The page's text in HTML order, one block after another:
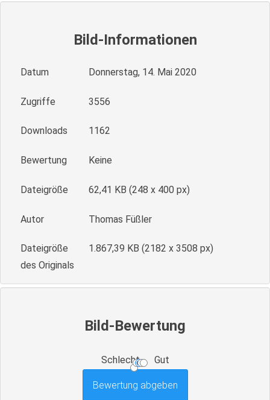
Bild-Informationen
Datum Donnerstag, 14. Mai 2020
Zugriffe 3556
Downloads 1162
Bewertung Keine
Dateigröße 62,41 KB (248 x 400 px)
Autor Thomas Füßler
Dateigröße
des Originals
1.867,39 KB (2182 x 3508 px)
Bild-Bewertung
Schlecht Gut